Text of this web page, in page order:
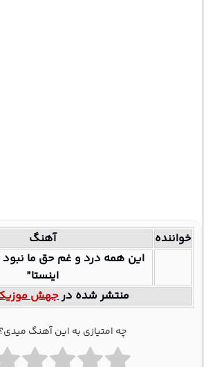
خواننده
آهنگ
این همه درد و غم حق ما نبود
اینستا”
منتشر شده درجهش
چه امتیازی به این آهنگ میدی؟